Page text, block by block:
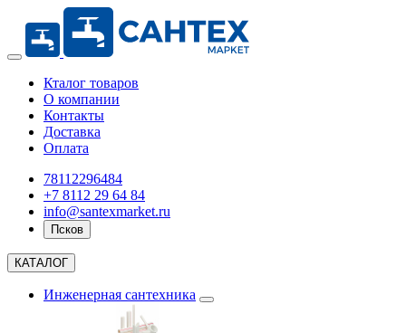
Кталог товаров
О компании
Контакты
Доставка
Оплата
78112296484
+7 8112 29 64 84
info@santexmarket.ru
Псков
КАТАЛОГ
Инженерная сантехника